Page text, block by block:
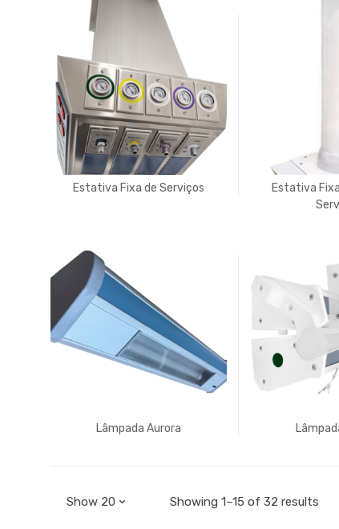
Estativa Fixa de Serviços
Estativa
Lâmpada Aurora
Showing 1–15 of 32 results